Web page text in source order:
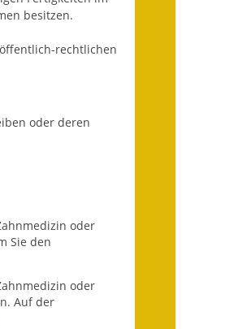
2015
2016
besitzen.
rechtlichen
oder deren
oder
Sie den
oder
Auf der